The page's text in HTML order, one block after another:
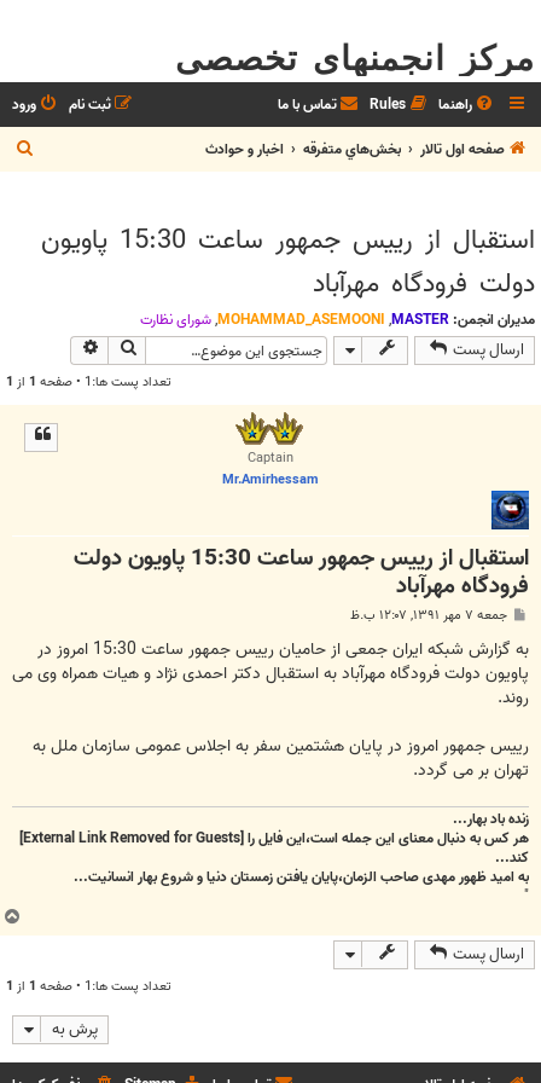
مرکز انجمنهای تخصصی
راهنما Rules تماس با ما ورود
ثبت نام
صفحه اول تالار
بخش‌‌هاي متفرقه اخبار و حوادث
س
استقبال از رییس جمهور ساعت 15:30 پاویون
دولت فرودگاه مهرآباد
مدیران انجمن: MASTER
,
MOHAMMAD_ASEMOONI
,شوراي نظارت
ارسال پست جستجو
تعداد پست ها:1 • صفحه 1 از 1
Captain
Mr.Amirhessam
استقبال از رییس جمهور ساعت 15:30 پاویون دولت
فرودگاه مهرآباد
ت
جمعه ۷ مهر ۱۳۹۱, ۱۲:۰۷ ب.ظ
به گزارش شبکه ایران جمعی از حامیان رییس جمهور ساعت 15:30 امروز در
پاویون دولت فرودگاه مهرآباد به استقبال دکتر احمدی نژاد و هیات همراه وی می
روند.
رییس جمهور امروز در پایان هشتمین سفر به اجلاس عمومی سازمان ملل به
تهران بر می گردد.
زنده باد بهار...
هر کس به دنبال معنای این جمله است،این فایل را [External Link Removed for Guests]
کند...
به امید ظهور مهدی صاحب الزمان،پایان یافتن زمستان دنیا و شروع بهار انسانیت...
"
ارسال پست
تعداد پست ها:1 • صفحه 1 از 1
پرش به